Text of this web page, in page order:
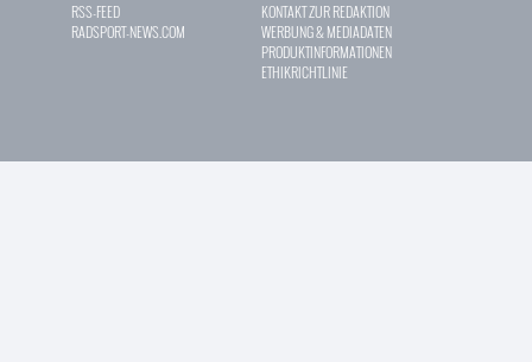
RSS-FEED
RADSPORT-NEWS.COM
KONTAKT ZUR REDAKTION
WERBUNG & MEDIADATEN
PRODUKTINFORMATIONEN
ETHIKRICHTLINIE